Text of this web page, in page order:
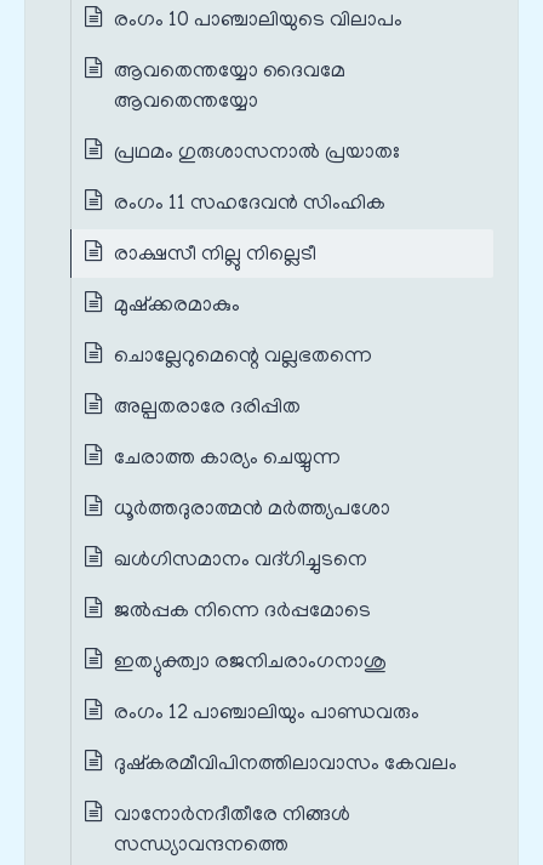
രംഗം 10 പാഞ്ചാലിയുടെ വിലാപം
ആവതെന്തയ്യോ ദൈവമേ
ആവതെന്തയ്യോ
പ്രഥമം ഗുരുശാസനാൽ പ്രയാതഃ
രംഗം 11 സഹദേവൻ സിംഹിക
രാക്ഷസീ നില്ലു നില്ലെടീ
മുഷ്ക്കരമാകും
ചൊല്ലേറുമെന്റെ വല്ലഭതന്നെ
അല്പതരാരേ ദരിപ്പിത
ചേരാത്ത കാര്യം ചെയ്യുന്ന
ധൂർത്തദുരാത്മൻ മർത്ത്യപശോ
ഖൾഗിസമാനം വദ്ഗിച്ചുടനെ
ജൽപ്പക നിന്നെ ദർപ്പമോടെ
ഇത്യുക്ത്വാ രജനിചരാംഗനാശു
രംഗം 12 പാഞ്ചാലിയും പാണ്ഡവരും
ദുഷ്കരമീവിപിനത്തിലാവാസം കേവലം
വാനോർനദീതീരേ നിങ്ങൾ
സന്ധ്യാവന്ദനത്തെ